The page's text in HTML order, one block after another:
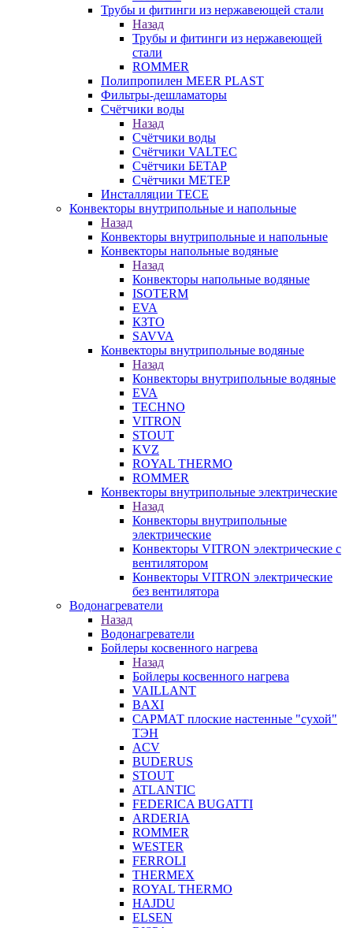
Трубы и фитинги из нержавеющей стали
Назад
Трубы и фитинги из нержавеющей
стали
ROMMER
Полипропилен MEER PLAST
Фильтры-дешламаторы
Счётчики воды
Назад
Счётчики воды
Счётчики VALTEC
Счётчики БЕТАР
Счётчики МЕТЕР
Инсталляции TECE
Конвекторы внутрипольные и напольные
Назад
Конвекторы внутрипольные и напольные
Конвекторы напольные водяные
Назад
Конвекторы напольные водяные
ISOTERM
EVA
КЗТО
SAVVA
Конвекторы внутрипольные водяные
Назад
Конвекторы внутрипольные водяные
EVA
TECHNO
VITRON
STOUT
KVZ
ROYAL THERMO
ROMMER
Конвекторы внутрипольные электрические
Назад
Конвекторы внутрипольные
электрические
Конвекторы VITRON электрические с
вентилятором
Конвекторы VITRON электрические
без вентилятора
Водонагреватели
Назад
Водонагреватели
Бойлеры косвенного нагрева
Назад
Бойлеры косвенного нагрева
VAILLANT
BAXI
САРМАТ плоские настенные "сухой"
ТЭН
ACV
BUDERUS
STOUT
ATLANTIC
FEDERICA BUGATTI
ARDERIA
ROMMER
WESTER
FERROLI
THERMEX
ROYAL THERMO
HAJDU
ELSEN